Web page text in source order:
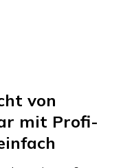
von
mit Profi-